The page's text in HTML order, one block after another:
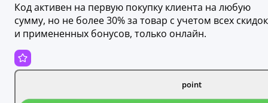
Код активен на первую покупку клиента на любую
сумму, но не более 30% за товар с учетом всех скидок
и примененных бонусов, только онлайн.
point